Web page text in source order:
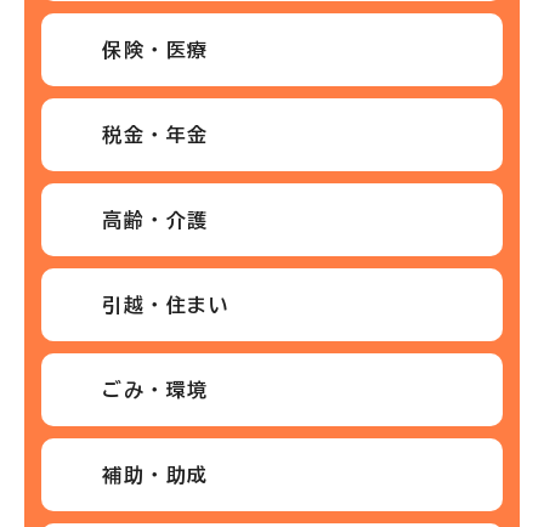
保険・医療
税金・年金
高齢・介護
引越・住まい
ごみ・環境
補助・助成